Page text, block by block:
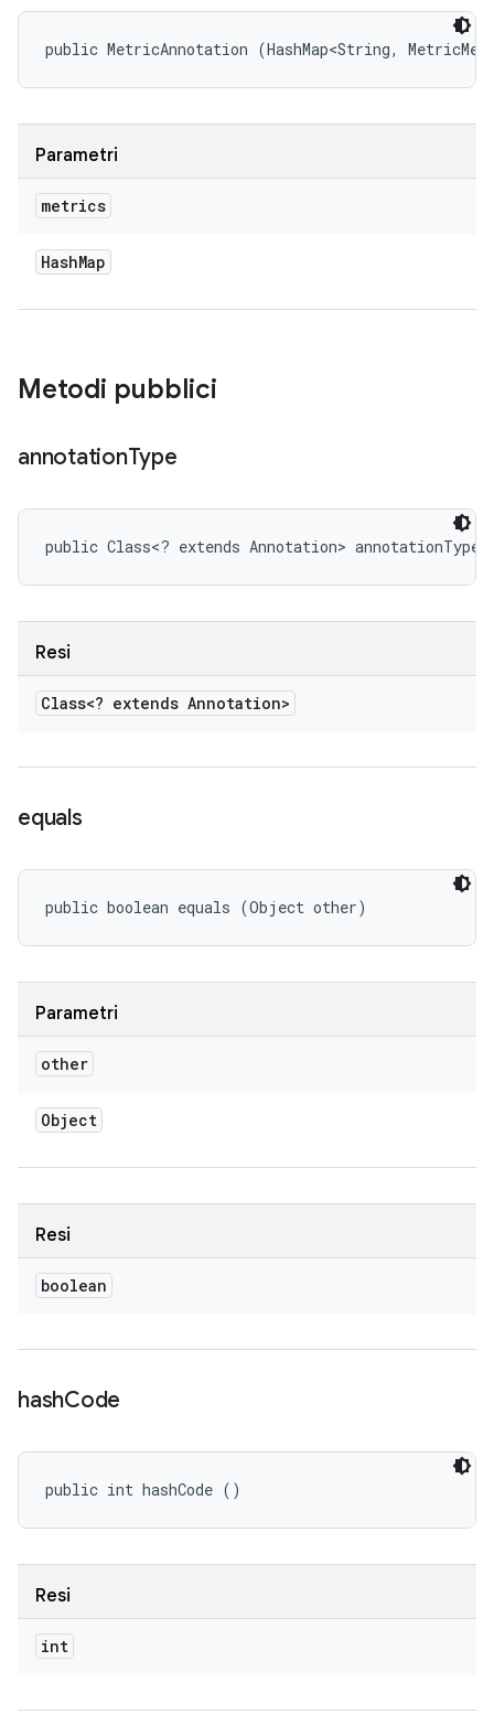
public MetricAnnotation (HashMap<String,
Parametri
metrics
HashMap
Metodi pubblici
annotationType
public Class<? extends Annotation>
Resi
Class<? extends Annotation>
equals
public boolean equals (Object other)
Parametri
other
Object
Resi
boolean
hashCode
public int hashCode ()
Resi
int